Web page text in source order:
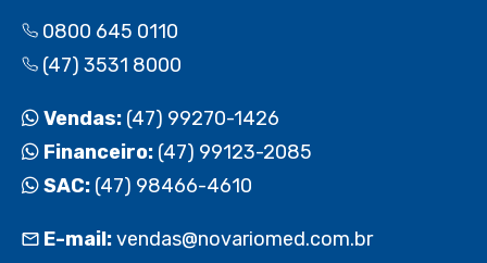
0800 645 0110
(47) 3531 8000
Vendas: (47) 99270-1426
Financeiro: (47) 99123-2085
SAC: (47) 98466-4610
E-mail:vendas@novariomed.com.br